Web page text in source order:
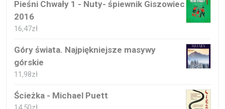
Pieśni Chwały 1 - Nuty- śpiewnik Giszowiec
2016
16,47zł
Góry świata. Najpiękniejsze masywy
górskie
11,98zł
Ścieżka - Michael Puett